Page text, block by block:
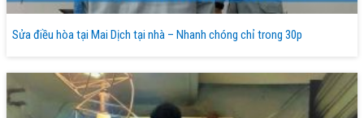
Sửa điều hòa tại Mai Dịch tại nhà – Nhanh chóng chỉ trong 30p